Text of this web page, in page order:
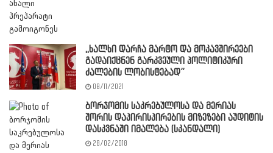
,,ხალხი დარჩა მარტო და მოკავშირეები
გადაიქცნენ გარკვეული პოლიტიკური
ძალების ლობისტებად”
08/11/2021
ბორჯომის საკრებულოსა და მერიას
შორის დაპირისპირების მიზეზები აუდიტის
დასკვნაში იმალება (სკანდალი)
28/02/2018